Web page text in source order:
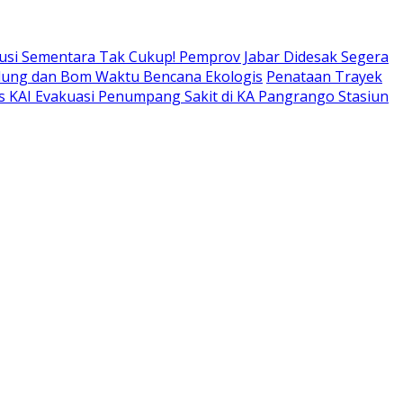
Sementara Tak Cukup! Pemprov Jabar Didesak Segera
dan Bom Waktu Bencana Ekologis Penataan Trayek
Evakuasi Penumpang Sakit di KA Pangrango Stasiun